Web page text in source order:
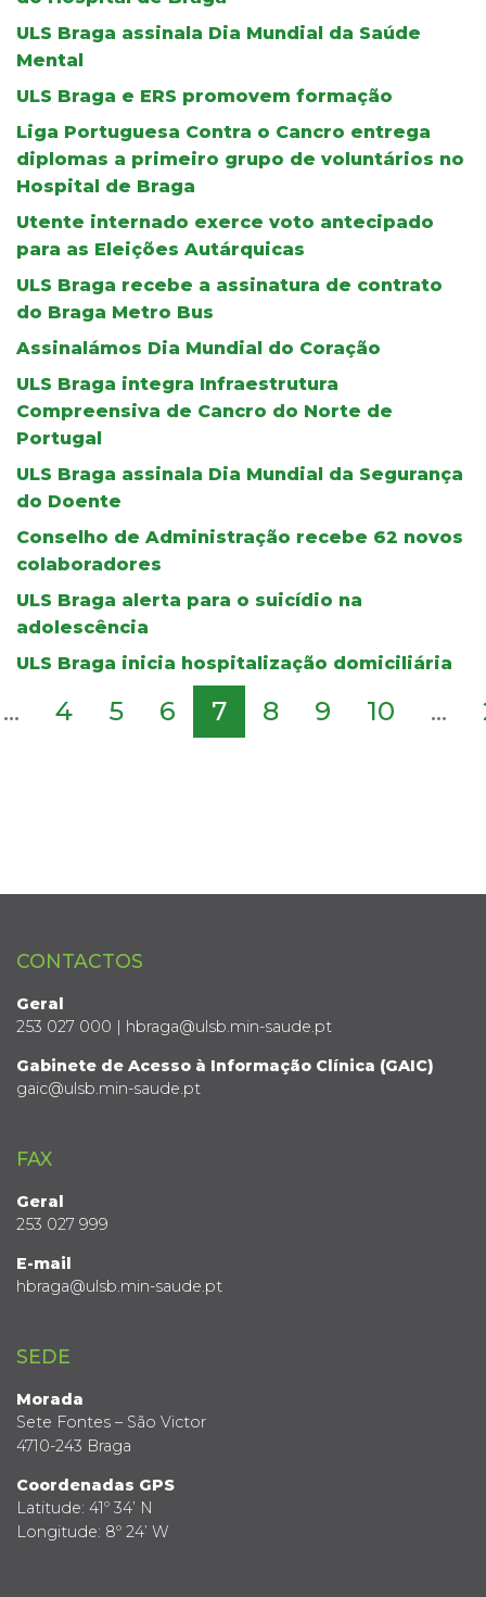
ULS Braga assinala Dia Mundial da Saúde
Mental
ULS Braga e ERS promovem formação
Liga Portuguesa Contra o Cancro entrega
diplomas a primeiro grupo de voluntários no
Hospital de Braga
Utente internado exerce voto antecipado
para as Eleições Autárquicas
ULS Braga recebe a assinatura de contrato
do Braga Metro Bus
Assinalámos Dia Mundial do Coração
ULS Braga integra Infraestrutura
Compreensiva de Cancro do Norte de
Portugal
ULS Braga assinala Dia Mundial da Segurança
do Doente
Conselho de Administração recebe 62 novos
colaboradores
ULS Braga alerta para o suicídio na
adolescência
ULS Braga inicia hospitalização domiciliária
... 4 5 6 7 8 9 10 ...
CONTACTOS
Geral
253 027 000 | hbraga@ulsb.min-saude.pt
Gabinete de Acesso à Informação Clínica (GAIC)
gaic@ulsb.min-saude.pt
FAX
Geral
253 027 999
E-mail
hbraga@ulsb.min-saude.pt
SEDE
Morada
Sete Fontes – São Victor
4710-243 Braga
Coordenadas GPS
Latitude: 41º 34’ N
Longitude: 8º 24’ W